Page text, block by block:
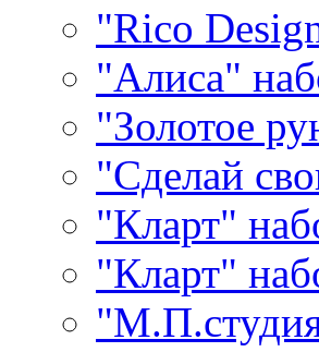
"Rico
"Алиса"
"Золотое
"Сделай
"Кларт"
"Кларт"